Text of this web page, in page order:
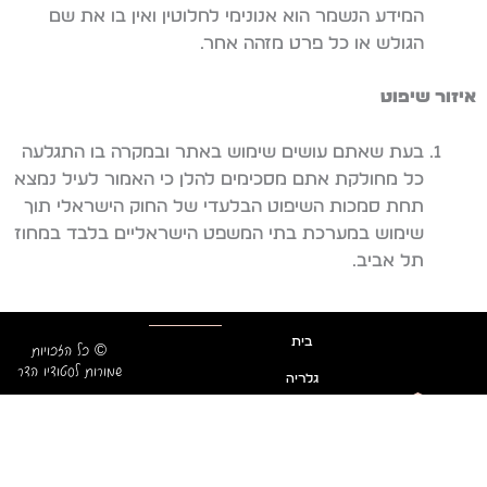
המידע הנשמר הוא אנונימי לחלוטין ואין בו את שם
הגולש או כל פרט מזהה אחר.
איזור שיפוט
בעת שאתם עושים שימוש באתר ובמקרה בו התגלעה
כל מחולקת אתם מסכימים להלן כי האמור לעיל נמצא
תחת סמכות השיפוט הבלעדי של החוק הישראלי תוך
שימוש במערכת בתי המשפט הישראליים בלבד במחוז
תל אביב.
בית
גלריה
© כל הזכויות
שמורות לסטודיו הדר